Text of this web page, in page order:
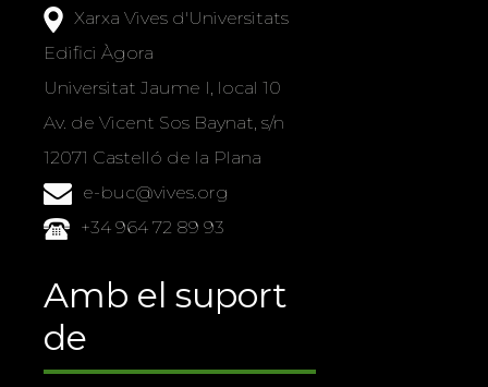
Xarxa Vives d'Universitats
Edifici Àgora
Universitat Jaume I, local 10
Av. de Vicent Sos Baynat, s/n
12071 Castelló de la Plana
e-buc@vives.org
+34 964 72 89 93
Amb el suport
de